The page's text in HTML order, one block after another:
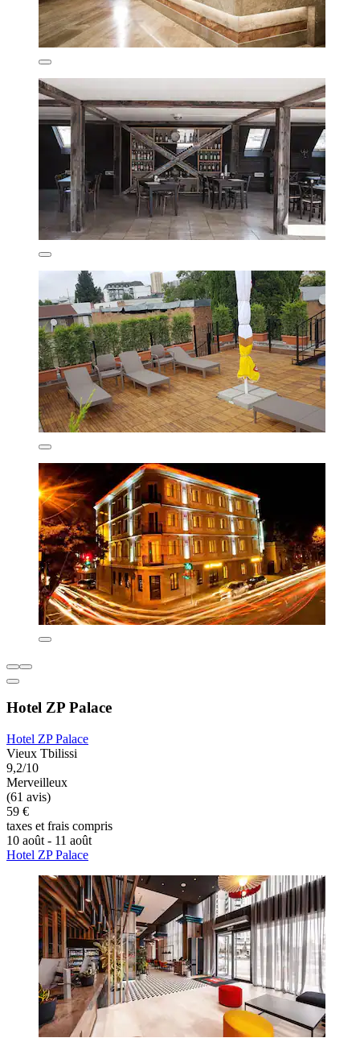
Hotel ZP Palace
Hotel ZP Palace
Vieux Tbilissi
9,2/10
Merveilleux
(61 avis)
59 €
taxes et frais compris
10 août - 11 août
Hotel ZP Palace